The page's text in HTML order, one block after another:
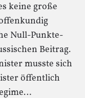
keine große
Null-Punkte-
Beitrag.
musste sich
öffentlich